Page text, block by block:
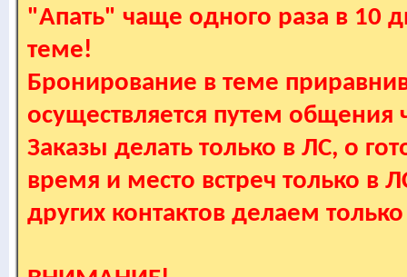
"Апать" чаще одного раза в 10
теме!
Бронирование в теме
осуществляется путем
Заказы делать только в ЛС, о
время и место встреч только в
других контактов делаем